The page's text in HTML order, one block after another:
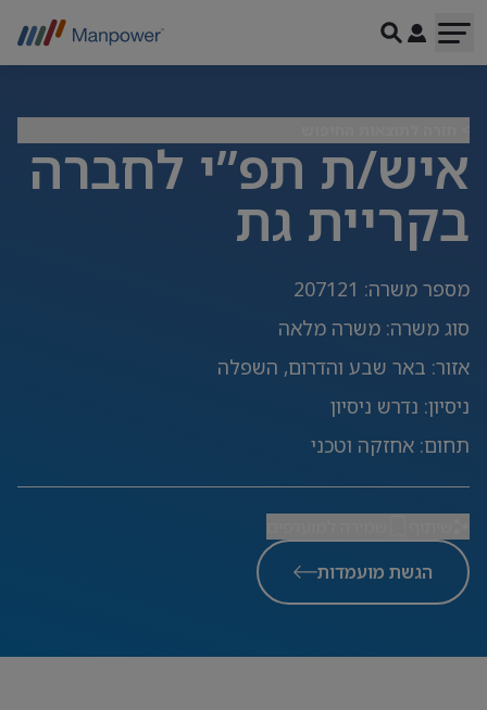
איש/ת תפ”י לחברה
בקריית גת
מספר משרה:
207121
סוג משרה: משרה מלאה
אזור: באר שבע והדרום, השפלה
ניסיון: נדרש ניסיון
תחום: אחזקה וטכני
הגשת מועמדות